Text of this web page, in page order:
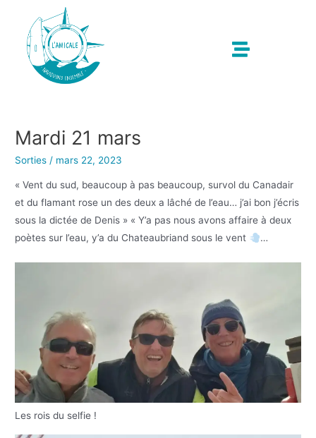
Mardi 21 mars
Sorties / mars 22, 2023
« Vent du sud, beaucoup à pas beaucoup, survol du Canadair
et du flamant rose un des deux a lâché de l’eau… j’ai bon j’écris
sous la dictée de Denis » « Y’a pas nous avons affaire à deux
poètes sur l’eau, y’a du Chateaubriand sous le vent
…
Les rois du selfie !